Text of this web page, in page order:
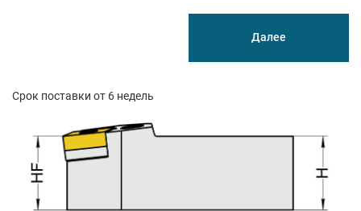
Срок поставки от 6 недель
Далее